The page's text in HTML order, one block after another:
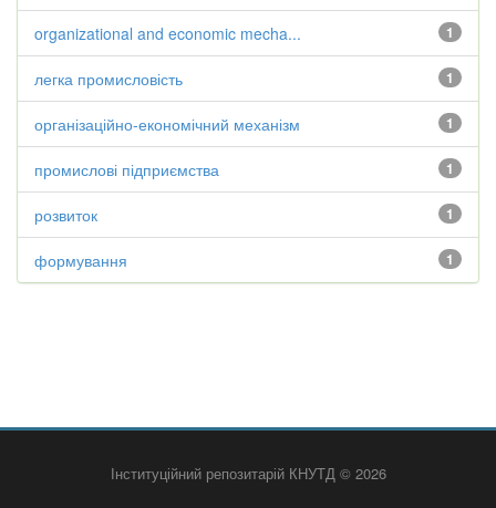
1
organizational and economic mecha...
1
легка промисловість
1
організаційно-економічний механізм
1
промислові підприємства
1
розвиток
1
формування
Інституційний репозитарій КНУТД © 2026